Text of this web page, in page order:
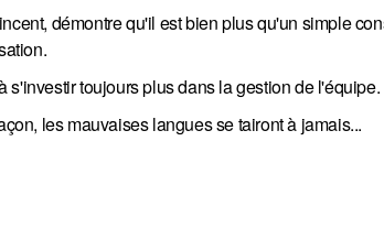
démontre qu'il est bien plus qu'un simple
toujours plus dans la gestion de l'équipe.
les mauvaises langues se tairont à jamais...